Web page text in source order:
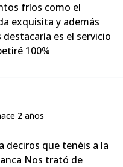
fríos como el
exquisita y además
es el servicio
100%
deciros que tenéis a la
Nos trató de